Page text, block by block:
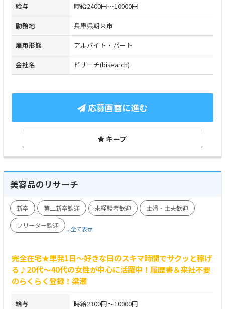
給与 時給2400円～10000円
勤務地 兵庫県朝来市
雇用形態 アルバイト・パート
会社名 ビサーチ(bisearch)
応募画面に進む
キープ
美容品のリサーチ
新卒 第二新卒歓迎 未経験者歓迎
主婦・主夫歓迎
フリーター歓迎
...全て表示
完全在宅★単発1日～好きな日のスキマ時間でサクッと稼げ
る♪20代～40代の女性が中心に活躍中！履歴書＆来社不要
のらくらく登録！梁瀬
給与 時給2300円～10000円